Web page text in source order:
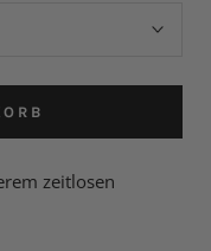
zeitlosen